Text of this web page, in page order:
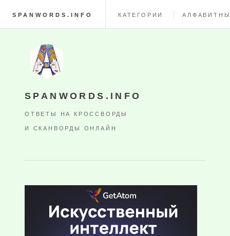
SPANWORDS.INFO КАТЕГОРИИ
SPANWORDS.INFO
ОТВЕТЫ НА КРОССВОРДЫ
И СКАНВОРДЫ ОНЛАЙН